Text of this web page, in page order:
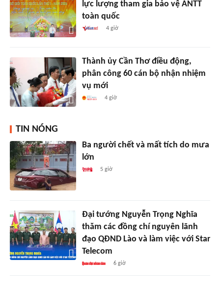
lực lượng tham gia bảo vệ ANTT
toàn quốc
4 giờ
Thành ủy Cần Thơ điều động,
phân công 60 cán bộ nhận nhiệm
vụ mới
4 giờ
TIN NÓNG
Ba người chết và mất tích do mưa
lớn
5 giờ
Đại tướng Nguyễn Trọng Nghĩa
thăm các đồng chí nguyên lãnh
đạo QĐND Lào và làm việc với Star
Telecom
6 giờ